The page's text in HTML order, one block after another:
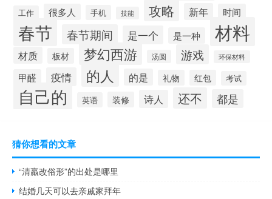
工作 很多人 手机 技能 攻略 新年 时间
春节 春节期间 是一个 是一种 材料
材质 板材 梦幻西游 汤圆 游戏 环保材料
甲醛 疫情 的人 的是 礼物 红包 考试
自己的 英语 装修 诗人 还不 都是
猜你想看的文章
“清羸改俗形”的出处是哪里
结婚几天可以去亲戚家拜年